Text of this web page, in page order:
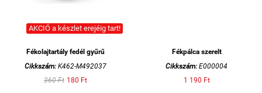
AKCIÓ a készlet erejéig tart!
Fékolajtartály fedél gyűrű
Cikkszám: K462-M492037
360 Ft 180 Ft
Fékpálca szerelt
Cikkszám: E000004
1 190 Ft